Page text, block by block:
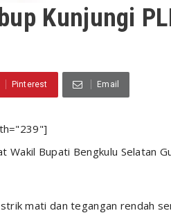
Kunjungi
Pinterest Email
Wakil Bupati Bengkulu Selatan
mati dan tegangan rendah